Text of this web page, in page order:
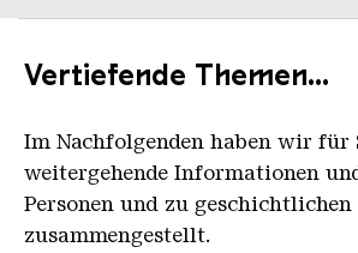
Vertiefende Themen...
Im Nachfolgenden haben wir für
weitergehende Informationen
Personen und zu
zusammengestellt.